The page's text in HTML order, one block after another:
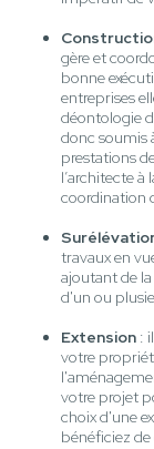
gère et
bonne
entreprises
déontologie
donc soumis
prestations
l’architecte à
coordination
travaux en
ajoutant de
d'un ou
Extension :
votre
votre projet
choix d'une
bénéficiez